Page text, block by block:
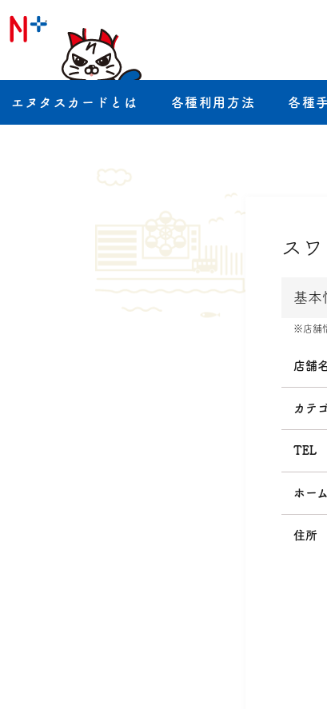
エヌタスカードとは 各種利用方法 各種
ス
基本
※店舗
店舗
カテ
TEL
ホー
住所